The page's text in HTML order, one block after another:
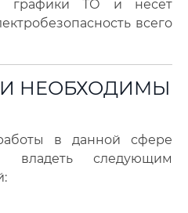
графики ТО и несёт
всего
НЕОБХОДИМЫ
в данной сфере
владеть следующим